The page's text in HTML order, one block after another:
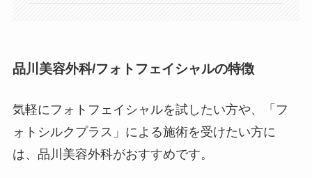
品川美容外科/フォトフェイシャルの特徴
気軽にフォトフェイシャルを試したい方や、「フ
ォトシルクプラス」による施術を受けたい方に
は、品川美容外科がおすすめです。